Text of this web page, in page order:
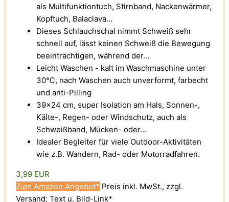
als Multifunktiontuch, Stirnband, Nackenwärmer,
Kopftuch, Balaclava...
Dieses Schlauchschal nimmt Schweiß sehr
schnell auf, lässt keinen Schweiß die Bewegung
beeinträchtigen, während der...
Leicht Waschen - kalt im Waschmaschine unter
30℃, nach Waschen auch unverformt, farbecht
und anti-Pilling
39x24 cm, super Isolation am Hals, Sonnen-,
Kälte-, Regen- oder Windschutz, auch als
Schweißband, Mücken- oder...
Idealer Begleiter für viele Outdoor-Aktivitäten
wie z.B. Wandern, Rad- oder Motorradfahren.
3,99 EUR
Zum Amazon Angebot* Preis inkl. MwSt., zzgl.
Versand; Text u. Bild-Link*